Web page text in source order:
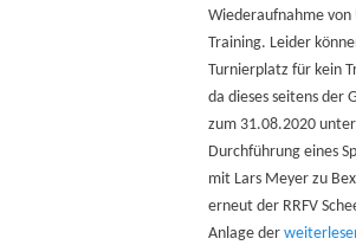
Wiederaufnahme
Training. Leider
Turnierplatz für kein
da dieses seitens der
zum 31.08.2020
Durchführung eines
mit Lars Meyer zu
erneut der RRFV
Anlage der